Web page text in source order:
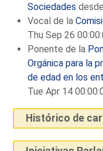
Sociedades
Vocal de la
Thu Sep 26
Ponente de la
Orgánica para la
de edad en los
Tue Apr 14
Histórico de